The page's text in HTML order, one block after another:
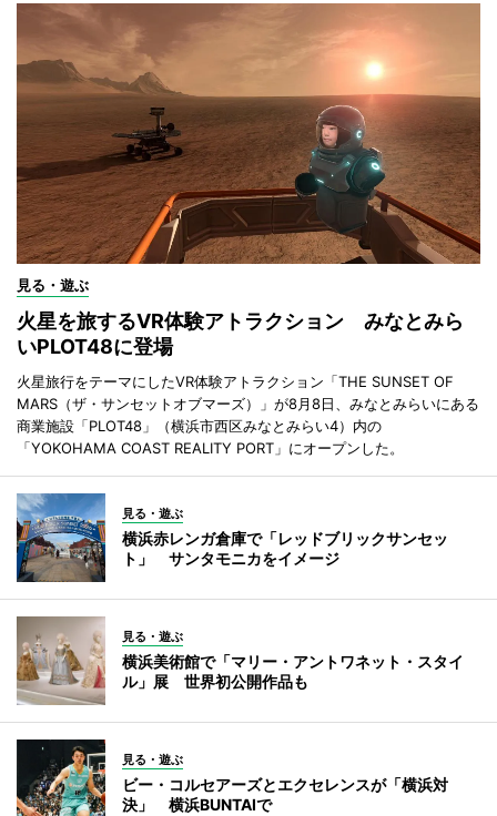
見る・遊ぶ
火星を旅するVR体験アトラクション みなとみら
いPLOT48に登場
火星旅行をテーマにしたVR体験アトラクション「THE SUNSET OF
MARS（ザ・サンセットオブマーズ）」が8月8日、みなとみらいにある
商業施設「PLOT48」（横浜市西区みなとみらい4）内の
「YOKOHAMA COAST REALITY PORT」にオープンした。
見る・遊ぶ
横浜赤レンガ倉庫で「レッドブリックサンセッ
ト」 サンタモニカをイメージ
見る・遊ぶ
横浜美術館で「マリー・アントワネット・スタイ
ル」展 世界初公開作品も
見る・遊ぶ
ビー・コルセアーズとエクセレンスが「横浜対
決」 横浜BUNTAIで